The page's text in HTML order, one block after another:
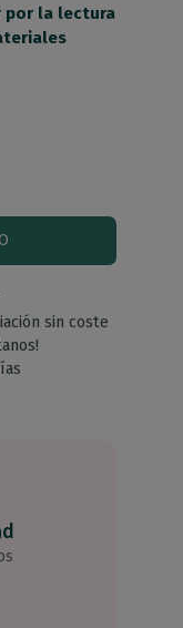
por la lectura
sin coste